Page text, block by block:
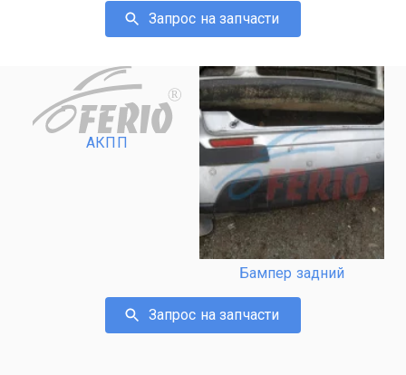
Запрос на запчасти
R
АКПП
Бампер задний
Запрос на запчасти